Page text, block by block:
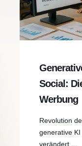
Social:
Werbung
Revolution
generative
verändert ...